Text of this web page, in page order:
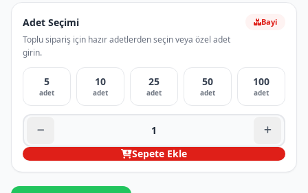
Adet Seçimi
Toplu sipariş için hazır adetlerden seçin veya özel adet
girin.
Bayi
5
adet
10
adet
25
adet
50
adet
100
adet
Sepete Ekle